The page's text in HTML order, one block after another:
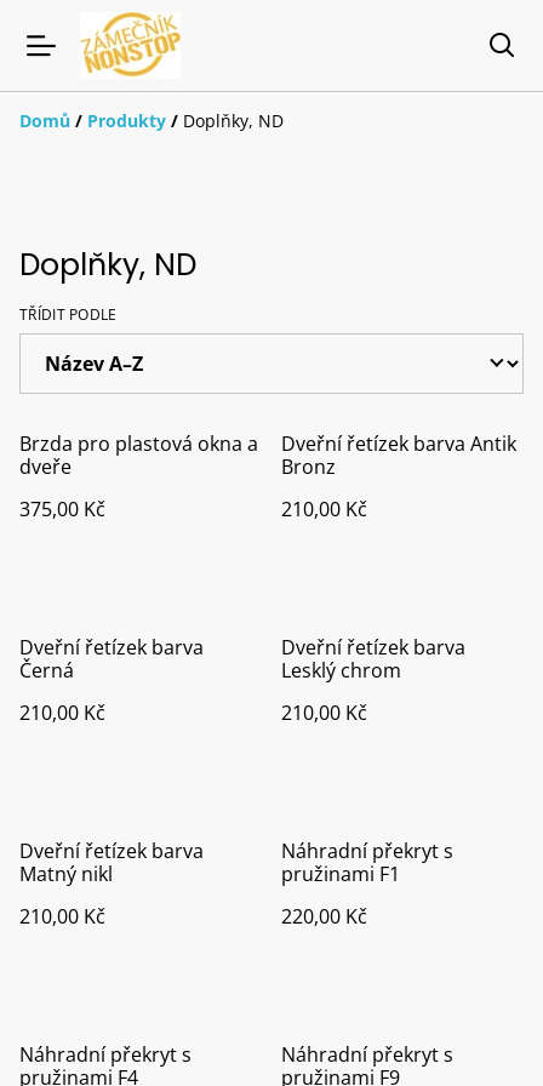
Domů / Produkty / Doplňky, ND
Doplňky, ND
TŘÍDIT PODLE
Brzda pro plastová okna a
dveře
375,00 Kč
Dveřní řetízek barva Antik
Bronz
210,00 Kč
Dveřní řetízek barva
Černá
210,00 Kč
Dveřní řetízek barva
Lesklý chrom
210,00 Kč
Dveřní řetízek barva
Matný nikl
210,00 Kč
Náhradní překryt s
pružinami F1
220,00 Kč
Náhradní překryt s
pružinami F4
Náhradní překryt s
pružinami F9